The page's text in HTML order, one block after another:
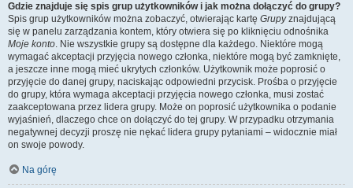
Gdzie znajduje się spis grup użytkowników i jak można dołączyć do grupy?
Spis grup użytkowników można zobaczyć, otwierając kartę Grupyznajdującą
się w panelu zarządzania kontem, który otwiera się po kliknięciu odnośnika
Moje konto. Nie wszystkie grupy są dostępne dla każdego. Niektóre mogą
wymagać akceptacji przyjęcia nowego członka, niektóre mogą być zamknięte,
a jeszcze inne mogą mieć ukrytych członków. Użytkownik może poprosić o
przyjęcie do danej grupy, naciskając odpowiedni przycisk. Prośba o przyjęcie
do grupy, która wymaga akceptacji przyjęcia nowego członka, musi zostać
zaakceptowana przez lidera grupy. Może on poprosić użytkownika o podanie
wyjaśnień, dlaczego chce on dołączyć do tej grupy. W przypadku otrzymania
negatywnej decyzji proszę nie nękać lidera grupy pytaniami – widocznie miał
on swoje powody.
Na górę